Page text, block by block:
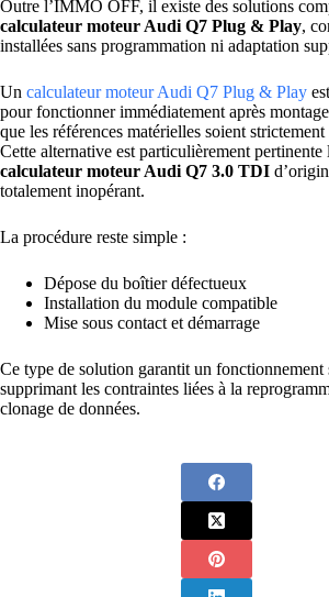
Outre l’IMMO OFF, il existe des solutions
calculateur moteur Audi Q7 Plug & Play,
installées sans programmation ni adaptation
Un calculateur moteur Audi Q7 Plug & Play
pour fonctionner immédiatement après
que les références matérielles soient
Cette alternative est particulièrement pertinente
calculateur moteur Audi Q7 3.0 TDI
totalement inopérant.
La procédure reste simple :
Dépose du boîtier défectueux
Installation du module compatible
Mise sous contact et démarrage
Ce type de solution garantit un fonctionnement
supprimant les contraintes liées à la
clonage de données.